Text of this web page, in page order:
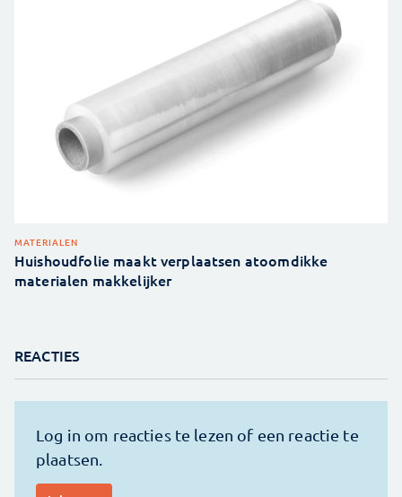
MATERIALEN
Huishoudfolie maakt verplaatsen atoomdikke
materialen makkelijker
REACTIES